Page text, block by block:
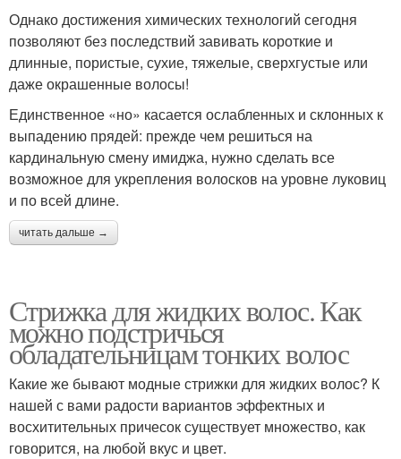
Однако достижения химических технологий сегодня
позволяют без последствий завивать короткие и
длинные, пористые, сухие, тяжелые, сверхгустые или
даже окрашенные волосы!
Единственное «но» касается ослабленных и склонных к
выпадению прядей: прежде чем решиться на
кардинальную смену имиджа, нужно сделать все
возможное для укрепления волосков на уровне луковиц
и по всей длине.
читать дальше →
Стрижка для жидких волос. Как
можно подстричься
обладательницам тонких волос
Какие же бывают модные стрижки для жидких волос? К
нашей с вами радости вариантов эффектных и
восхитительных причесок существует множество, как
говорится, на любой вкус и цвет.